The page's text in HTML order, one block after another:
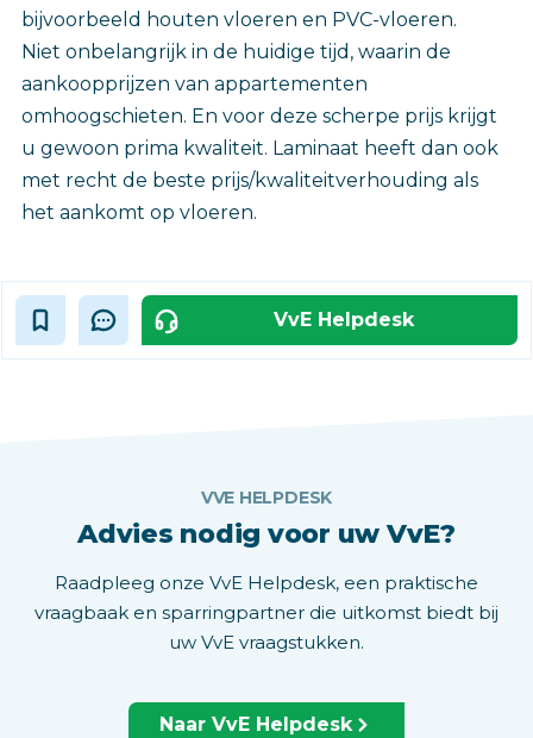
bijvoorbeeld houten vloeren en PVC-vloeren.
Niet onbelangrijk in de huidige tijd, waarin de
aankoopprijzen van appartementen
omhoogschieten. En voor deze scherpe prijs krijgt
u gewoon prima kwaliteit. Laminaat heeft dan ook
met recht de beste prijs/kwaliteitverhouding als
het aankomt op vloeren.
VvE Helpdesk
VVE HELPDESK
Advies nodig voor uw VvE?
Raadpleeg onze VvE Helpdesk, een praktische
vraagbaak en sparringpartner die uitkomst biedt bij
uw VvE vraagstukken.
Naar VvE Helpdesk